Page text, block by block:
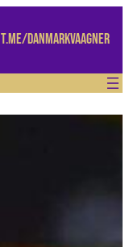
t.me/danmarkvaagner